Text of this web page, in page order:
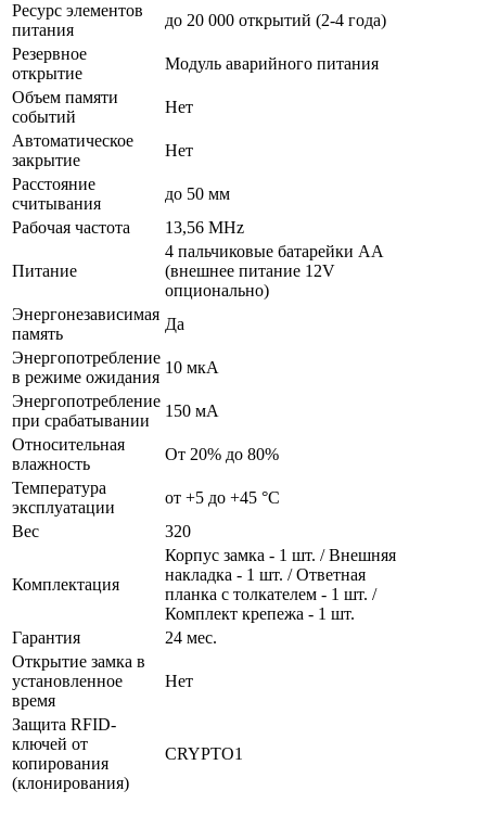
Ресурс элементов
питания
до 20 000 открытий (2-4 года)
Резервное
открытие
Модуль аварийного питания
Объем памяти
событий
Нет
Автоматическое
закрытие
Нет
Расстояние
считывания
до 50 мм
Рабочая частота
13,56 MHz
Питание
4 пальчиковые батарейки AA
(внешнее питание 12V
опционально)
Энергонезависимая
память
Да
Энергопотребление
в режиме ожидания
10 мкА
Энергопотребление
при срабатывании
150 мА
Относительная
влажность
От 20% до 80%
Температура
эксплуатации
от +5 до +45 °С
Вес
320
Комплектация
Корпус замка - 1 шт. / Внешняя
накладка - 1 шт. / Ответная
планка с толкателем - 1 шт. /
Комплект крепежа - 1 шт.
Гарантия
24 мес.
Открытие замка в
установленное
время
Нет
Защита RFID-
ключей от
копирования
(клонирования)
CRYPTO1